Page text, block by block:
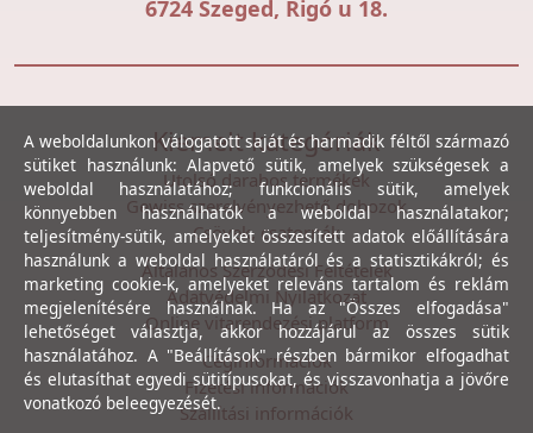
6724 Szeged, Rigó u 18.
Kiemelt kategóriák
Utolsó darabos termékek
Gewiss szerelvényezhető dobozok
Csövek, csatornák
Általános Szerződési Feltételek
Adatvédelmi Nyilatkozat
Online vitarendezési platform
Céginformációk
Fizetési információk
Szállítási információk
A weboldalunkon válogatott saját és harmadik féltől származó
sütiket használunk: Alapvető sütik, amelyek szükségesek a
weboldal használatához; funkcionális sütik, amelyek
könnyebben használhatók a weboldal használatakor;
teljesítmény-sütik, amelyeket összesített adatok előállítására
használunk a weboldal használatáról és a statisztikákról; és
marketing cookie-k, amelyeket releváns tartalom és reklám
megjelenítésére használnak. Ha az "Összes elfogadása"
lehetőséget választja, akkor hozzájárul az összes sütik
használatához. A "Beállítások" részben bármikor elfogadhat
és elutasíthat egyedi sütitípusokat, és visszavonhatja a jövőre
vonatkozó beleegyezését.